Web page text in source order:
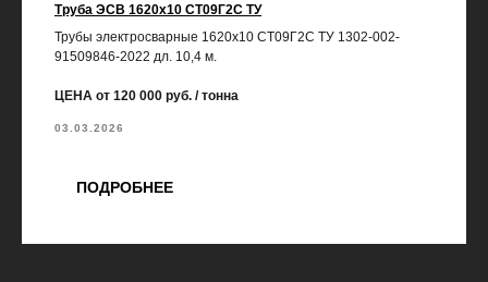
Труба ЭСВ 1620х10 СТ09Г2С ТУ
Трубы электросварные 1620х10 СТ09Г2С ТУ 1302-002-
91509846-2022 дл. 10,4 м.
ЦЕНА от 120 000 руб. / тонна
03.03.2026
ПОДРОБНЕЕ